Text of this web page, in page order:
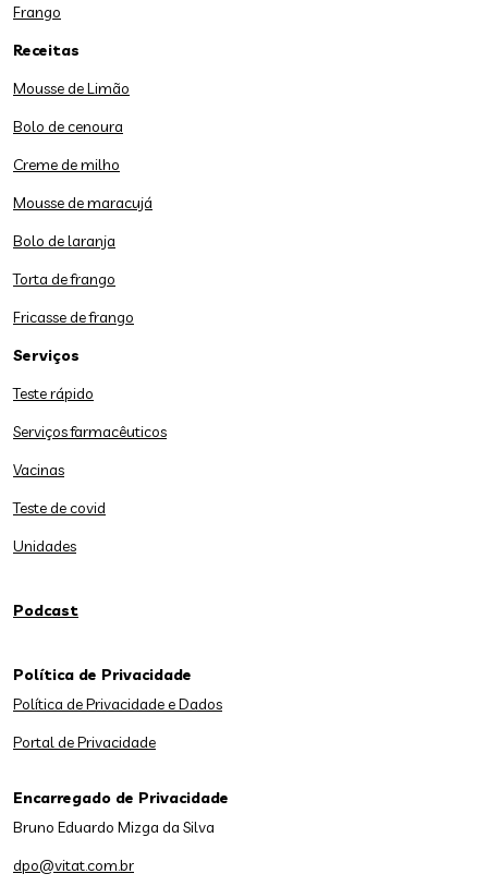
Frango
Receitas
Mousse de Limão
Bolo de cenoura
Creme de milho
Mousse de maracujá
Bolo de laranja
Torta de frango
Fricasse de frango
Serviços
Teste rápido
Serviços farmacêuticos
Vacinas
Teste de covid
Unidades
Podcast
Política de Privacidade
Política de Privacidade e Dados
Portal de Privacidade
Encarregado de Privacidade
Bruno Eduardo Mizga da Silva
dpo@vitat.com.br